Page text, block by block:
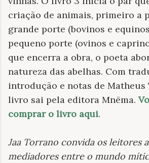
criação de animais, primeiro a
grande porte (bovinos e
pequeno porte (ovinos e
que encerra a obra, o poeta
natureza das abelhas. Com
introdução e notas de Matheus
livro sai pela editora Mnēma.
comprar o livro aqui.
Jaa Torrano convida os leitores
mediadores entre o mundo